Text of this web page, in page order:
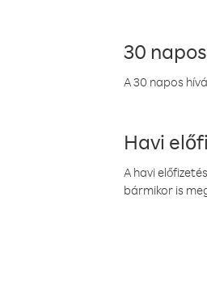
30
A 30 napos
Havi
A havi
bármikor is